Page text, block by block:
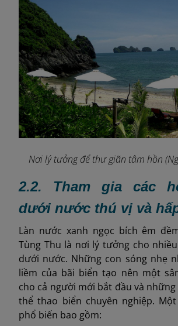
Nơi lý tưởng để thư giãn tâm hồn
2.2. Tham gia các
dưới nước thú vị và
Làn nước xanh ngọc bích êm
Tùng Thu là nơi lý tưởng cho
dưới nước. Những con sóng nhẹ
liềm của bãi biển tạo nên một
cho cả người mới bắt đầu và
thể thao biển chuyên nghiệp.
phổ biến bao gồm: